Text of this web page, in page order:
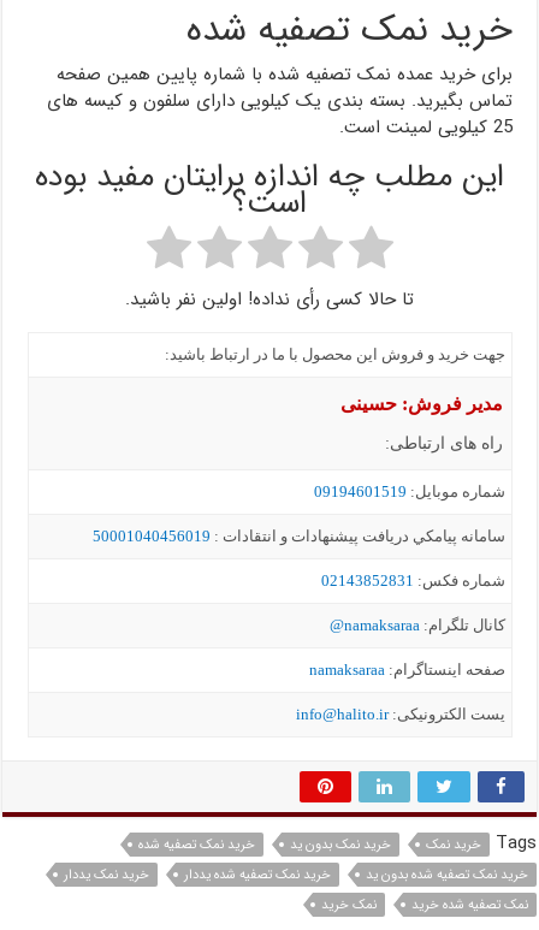
خرید نمک تصفیه شده
برای خرید عمده نمک تصفیه شده با شماره پایین همین صفحه
تماس بگیرید. بسته بندی یک کیلویی دارای سلفون و کیسه های
25 کیلویی لمینت است.
این مطلب چه اندازه برایتان مفید بوده
است؟
تا حالا کسی رأی نداده! اولین نفر باشید.
جهت خرید و فروش این محصول با ما در ارتباط باشید:
مدیر فروش: حسینی
راه های ارتباطی:
شماره موبايل: 09194601519
سامانه پيامکي دریافت پیشنهادات و انتقادات : 50001040456019
شماره فکس: 02143852831
کانال تلگرام: namaksaraa@
صفحه اینستاگرام: namaksaraa
یست الکترونیکی:info@halito.ir
Tags خرید نمک خرید نمک بدون ید
خرید نمک تصفیه شده
خرید نمک تصفیه شده بدون ید
خرید نمک تصفیه شده یددار
خرید نمک یددار
نمک تصفیه شده خرید
نمک خرید